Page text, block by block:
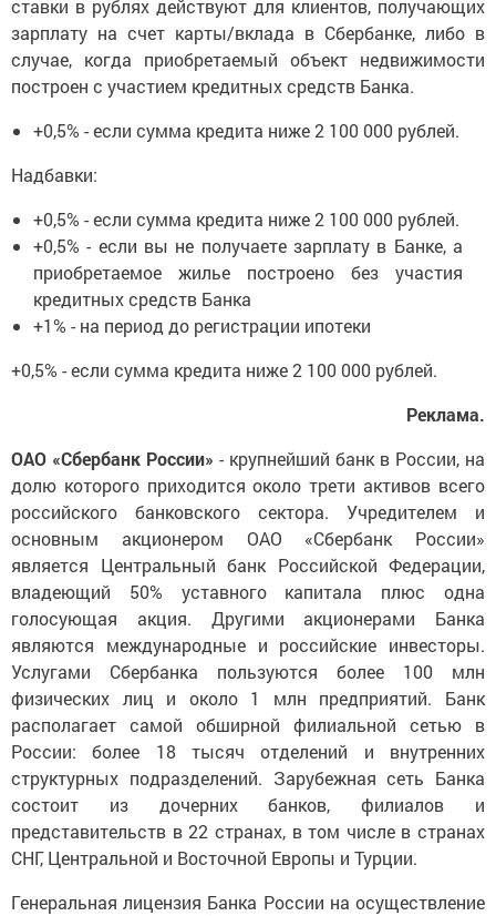
ставки в рублях действуют для клиентов, получающих
зарплату на счет карты/вклада в Сбербанке, либо в
случае, когда приобретаемый объект недвижимости
построен с участием кредитных средств Банка.
+0,5% - если сумма кредита ниже 2 100 000 рублей.
Надбавки:
+0,5% - если сумма кредита ниже 2 100 000 рублей.
+0,5% - если вы не получаете зарплату в Банке, а
приобретаемое жилье построено без участия
кредитных средств Банка
+1% - на период до регистрации ипотеки
+0,5% - если сумма кредита ниже 2 100 000 рублей.
Реклама.
ОАО «Сбербанк России» - крупнейший банк в России, на
долю которого приходится около трети активов всего
российского банковского сектора. Учредителем и
основным акционером ОАО «Сбербанк России»
является Центральный банк Российской Федерации,
владеющий 50% уставного капитала плюс одна
голосующая акция. Другими акционерами Банка
являются международные и российские инвесторы.
Услугами Сбербанка пользуются более 100 млн
физических лиц и около 1 млн предприятий. Банк
располагает самой обширной филиальной сетью в
России: более 18 тысяч отделений и внутренних
структурных подразделений. Зарубежная сеть Банка
состоит из дочерних банков, филиалов и
представительств в 22 странах, в том числе в странах
СНГ, Центральной и Восточной Европы и Турции.
Генеральная лицензия Банка России на осуществление